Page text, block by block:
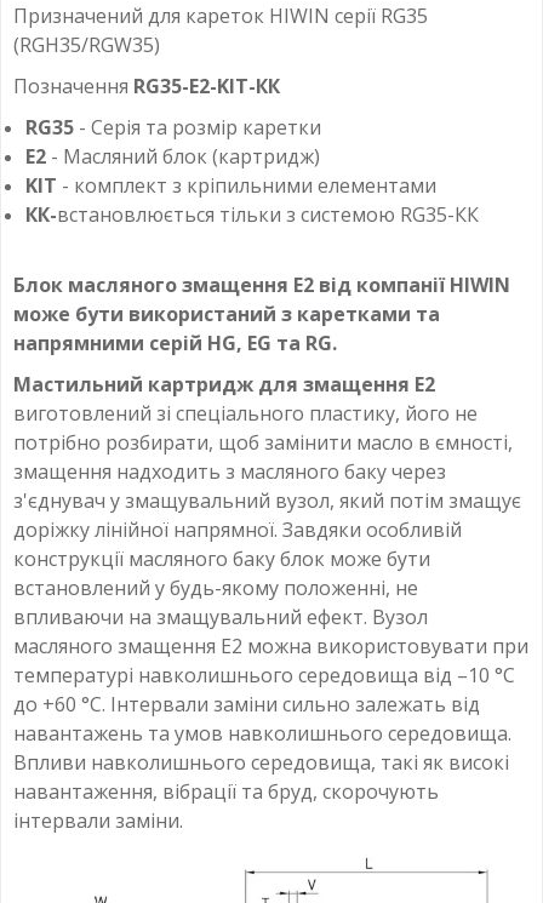
Призначений для кареток HIWIN серії RG35
(RGH35/RGW35)
Позначення RG35-E2-KIT-КК
RG35 - Серія та розмір каретки
E2 - Масляний блок (картридж)
KIT - комплект з кріпильними елементами
КК-встановлюється тільки з системою RG35-КК
Блок масляного змащення E2 від компанії HIWIN
може бути використаний з каретками та
напрямними серій HG, EG та RG.
Мастильний картридж для змащення E2
виготовлений зі спеціального пластику, його не
потрібно розбирати, щоб замінити масло в ємності,
змащення надходить з масляного баку через
з'єднувач у змащувальний вузол, який потім змащує
доріжку лінійної напрямної. Завдяки особливій
конструкції масляного баку блок може бути
встановлений у будь-якому положенні, не
впливаючи на змащувальний ефект. Вузол
масляного змащення E2 можна використовувати при
температурі навколишнього середовища від –10 °C
до +60 °C. Інтервали заміни сильно залежать від
навантажень та умов навколишнього середовища.
Впливи навколишнього середовища, такі як високі
навантаження, вібрації та бруд, скорочують
інтервали заміни.